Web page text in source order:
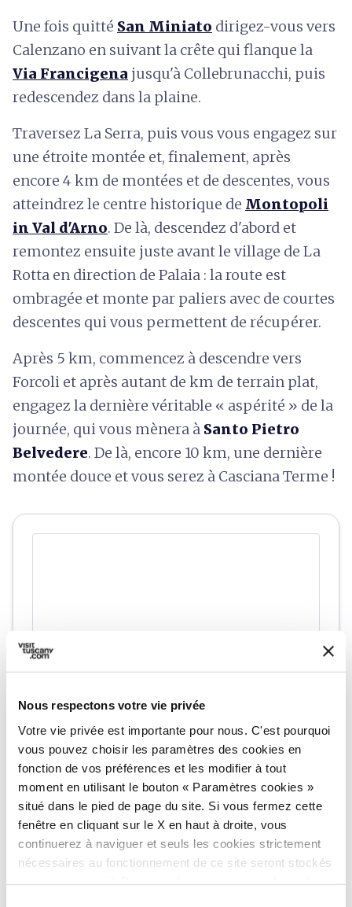
Nous respectons votre vie privée
Votre vie privée est importante pour nous. C'est pourquoi
vous pouvez choisir les paramètres des cookies en
fonction de vos préférences et les modifier à tout
moment en utilisant le bouton « Paramètres cookies »
situé dans le pied de page du site. Si vous fermez cette
fenêtre en cliquant sur le X en haut à droite, vous
continuerez à naviguer et seuls les cookies strictement
nécessaires au fonctionnement de ce site seront stockés
Une fois quitté San Miniato dirigez-vous vers
Calenzano en suivant la crête qui flanque la
Via Francigena jusqu'à Collebrunacchi, puis
redescendez dans la plaine.
Traversez La Serra, puis vous vous engagez sur
une étroite montée et, finalement, après
encore 4 km de montées et de descentes, vous
atteindrez le centre historique de Montopoli
in Val d'Arno. De là, descendez d'abord et
remontez ensuite juste avant le village de La
Rotta en direction de Palaia : la route est
ombragée et monte par paliers avec de courtes
descentes qui vous permettent de récupérer.
Après 5 km, commencez à descendre vers
Forcoli et après autant de km de terrain plat,
engagez la dernière véritable « aspérité » de la
journée, qui vous mènera à Santo Pietro
Belvedere. De là, encore 10 km, une dernière
montée douce et vous serez à Casciana Terme !
Esplora su mappa
vertical_align_top 218 mt
vertical_align_bottom 15 mt